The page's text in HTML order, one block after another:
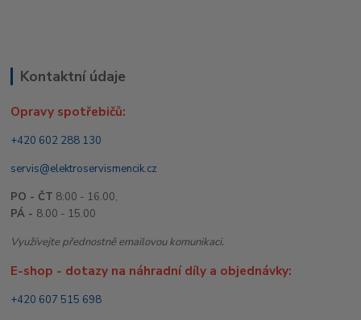
Kontaktní údaje
Opravy spotřebičů:
+420 602 288 130
servis@elektroservismencik.cz
PO - ČT 8:00 - 16.00,
PÁ - 8.00 - 15.00
Využívejte přednostně emailovou komunikaci.
E-shop - dotazy na náhradní díly a objednávky:
+420 607 515 698